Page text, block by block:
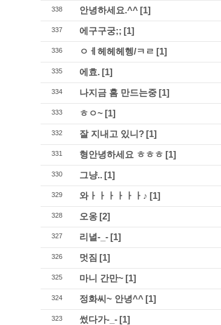
338 안녕하세요.^^[1]
337 에구구궁;; [1]
336 ㅇㅔ헤헤헤헹/ㅋㄹ [1]
335 에효.[1]
334 나지금 홈 만드는중[1]
333 ㅎㅇ~[1]
332 잘 지내고 있니?[1]
331 형안녕하세요 ㅎㅎㅎ [1]
330 그냥..[1]
329 와ㅏㅏㅏㅏㅏㅏ♪ [1]
328 오옹[2]
327 리녈-_-[1]
326 멋짐 [1]
325 마니 간만~[1]
324 정화씨~ 안녕^^[1]
323 썼다가-_-[1]